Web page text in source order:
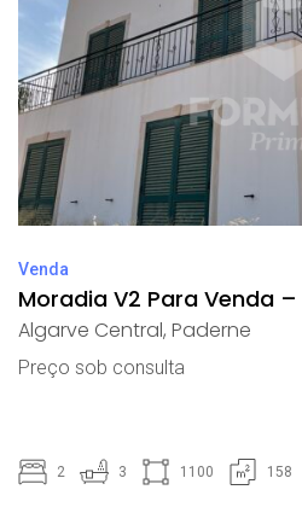
Venda
Moradia V2 Para Venda
Algarve Central, Paderne
Preço sob consulta
2 3 1100 158